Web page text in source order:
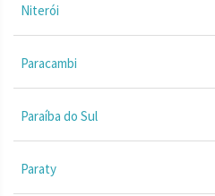
Niterói
Paracambi
Paraíba do Sul
Paraty